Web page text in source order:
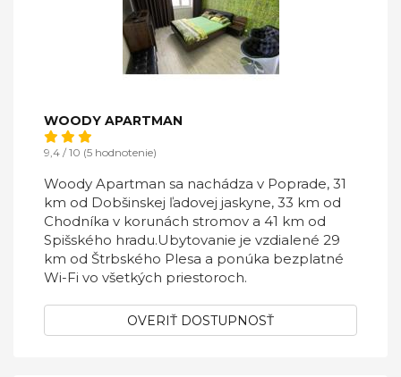
WOODY APARTMAN
9,4 / 10 (5 hodnotenie)
Woody Apartman sa nachádza v Poprade, 31
km od Dobšinskej ľadovej jaskyne, 33 km od
Chodníka v korunách stromov a 41 km od
Spišského hradu.Ubytovanie je vzdialené 29
km od Štrbského Plesa a ponúka bezplatné
Wi-Fi vo všetkých priestoroch.
OVERIŤ DOSTUPNOSŤ